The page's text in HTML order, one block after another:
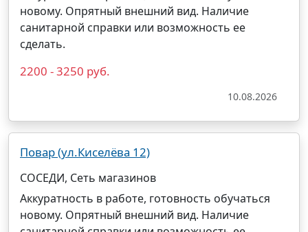
новому. Опрятный внешний вид. Наличие
санитарной справки или возможность ее
сделать.
2200 - 3250 руб.
10.08.2026
Повар (ул.Киселёва 12)
СОСЕДИ, Сеть магазинов
Аккуратность в работе, готовность обучаться
новому. Опрятный внешний вид. Наличие